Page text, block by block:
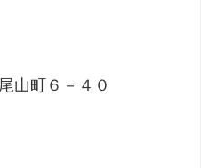
山町６－４０